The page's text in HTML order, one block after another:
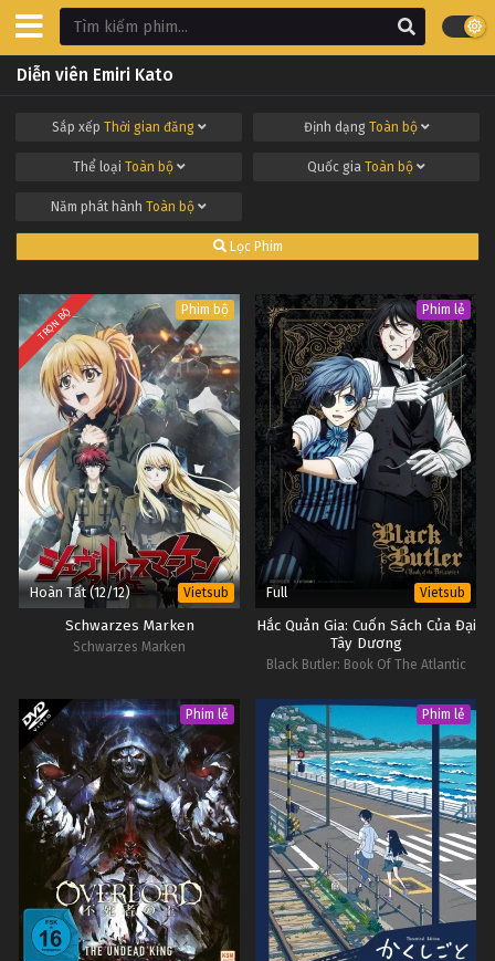
Diễn viên Emiri Kato
Sắp xếp Thời gian đăng Định dạng Toàn bộ
Thể loại Toàn bộ Quốc gia Toàn bộ
Năm phát hành Toàn bộ
Lọc Phim
TRỌN BỘ Phim bộ
Hoàn Tất (12/12) Vietsub
Schwarzes Marken
Schwarzes Marken
Phim lẻ
Full Vietsub
Hắc Quản Gia: Cuốn Sách Của Đại
Tây Dương
Black Butler: Book Of The Atlantic
Phim lẻ Phim lẻ